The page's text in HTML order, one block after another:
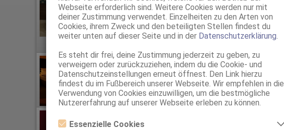
Webseite erforderlich sind. Weitere Cookies werden nur mit
deiner Zustimmung verwendet. Einzelheiten zu den Arten von
Cookies, ihrem Zweck und den beteiligten Stellen findest du
weiter unten auf dieser Seite und in der Datenschutzerklärung
Es steht dir frei, deine Zustimmung jederzeit zu geben, zu
verweigern oder zurückzuziehen, indem du die Cookie- und
Datenschutzeinstellungen erneut öffnest. Den Link hierzu
findest du im Fußbereich unserer Webseite. Wir empfehlen in die
Verwendung von Cookies einzuwilligen, um die bestmögliche
Nutzererfahrung auf unserer Webseite erleben zu können.
Essenzielle Cookies
Alessia - Villa Deluxe
Villa Deluxe
24 Jahre, 75C, KF 36/38, 1.64m, total rasiert, osteuropäisch
ZK, 69, DT, NSa, Franz b. Ihr, BV, MFF
Freiburg im Breisgau
skinny Sweet
1.73m, 55 kg, total rasiert, deutsch
ZK, 69, GF6, DT, dominant, devot, Franz b. Ihr
3.7km, Robert-Bunsen-Str. 11a